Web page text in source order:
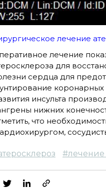
лечение
лечение
для
сердца для
инсульта
нижних
что
#лечение